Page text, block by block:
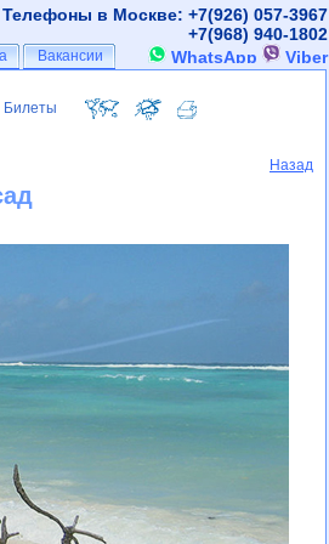
Билеты
Билеты
Назад
Телефоны в Москве: +7(926) 057-3967
+7(968) 940-1802
WhatsApp
Viber
Вакансии
Вакансии